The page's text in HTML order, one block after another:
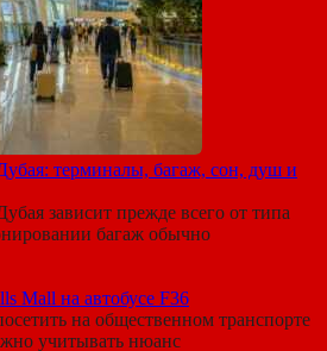
терминалы, багаж, сон, душ и
зависит прежде всего от типа
багаж обычно
Mall на автобусе F36
на общественном транспорте
учитывать нюанс